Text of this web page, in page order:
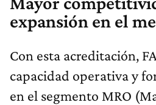
expansión en el
Con esta acreditación,
capacidad operativa y
en el segmento MRO